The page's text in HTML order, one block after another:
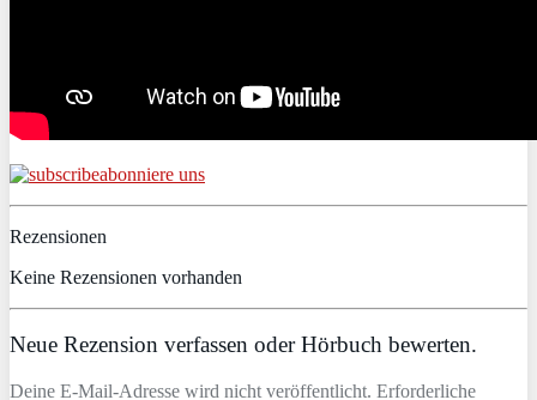
abonniere uns
Rezensionen
Keine Rezensionen vorhanden
Neue Rezension verfassen oder Hörbuch bewerten.
Deine E-Mail-Adresse wird nicht veröffentlicht. Erforderliche